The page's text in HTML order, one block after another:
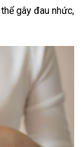
gây đau nhức,